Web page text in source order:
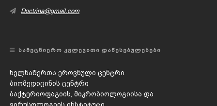
Doctrina@gmail.com
ᲡᲐᲛᲔᲪᲜᲘᲔᲠᲝ ᲙᲕᲚᲔᲕᲘᲗᲘ ᲓᲐᲬᲔᲡᲔᲑᲣᲚᲔᲑᲔᲑᲘ
ხელნაწერთა ეროვნული ცენტრი
ბიომედიცინის ცენტრი
ბაქტერიოფაგიის, მიკრობიოლოგიისა და